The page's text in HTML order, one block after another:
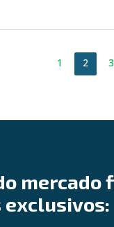
1 2 3
mercado
exclusivos: